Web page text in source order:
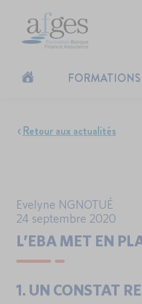
Retour aux actualités
Evelyne NGNOTUÉ
24 septembre 2020
L’EBA MET EN
1. UN CONSTAT